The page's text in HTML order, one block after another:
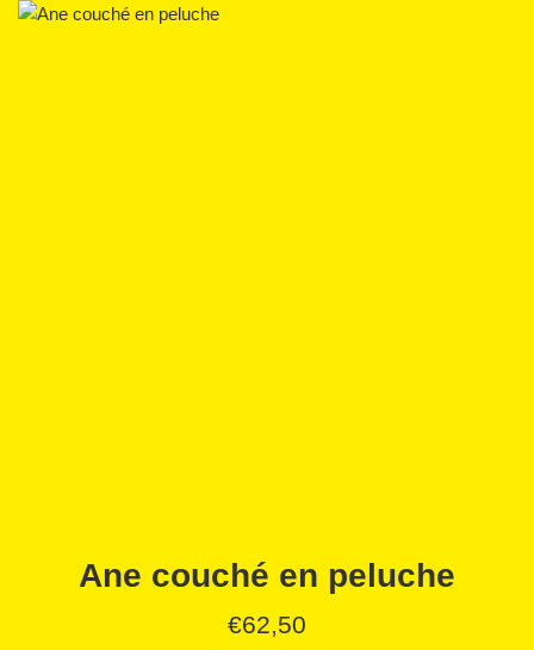
Ane couché en peluche
Prix
€62,50